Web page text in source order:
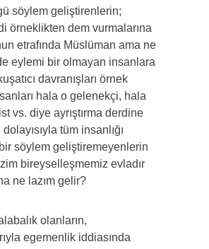
söylem geliştirenlerin;
örneklikten dem vurmalarına
etrafında Müslüman ama ne
eylemi bir olmayan insanlara
davranışları örnek
hala o gelenekçi, hala
vs. diye ayrıştırma derdine
tüm insanlığı
söylem geliştiremeyenlerin
bireyselleşmemiz evladır
ne lazım gelir?
olanların,
egemenlik iddiasında